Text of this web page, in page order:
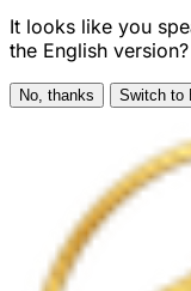
It looks like you
the English version?
No, thanks Switch to